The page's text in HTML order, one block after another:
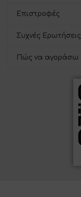
Επιστροφές
Συχνές Ερωτήσεις
Πώς να αγοράσω